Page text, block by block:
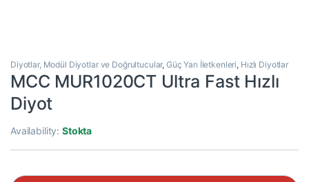
Diyotlar, Modül Diyotlar ve Doğrultucular, Güç Yarı İletkenleri, Hızlı Diyotlar
MCC MUR1020CT Ultra Fast Hızlı
Diyot
Availability:Stokta